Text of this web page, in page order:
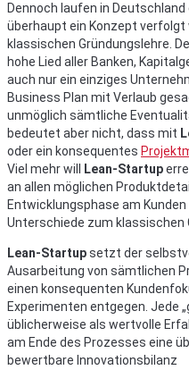
Dennoch laufen in
überhaupt ein Konzept
klassischen Gründungslehre.
hohe Lied aller Banken,
auch nur ein einziges
Business Plan mit Verlaub
unmöglich sämtliche
bedeutet aber nicht, dass mit
oder ein konsequentes
Viel mehr will
Lean-Startup
an allen möglichen
Entwicklungsphase am
Unterschiede zum klassischen
Lean-Startupsetzt der
Ausarbeitung von sämtlichen
einen konsequenten
Experimenten entgegen. Jede
üblicherweise als wertvolle
am Ende des Prozesses eine
bewertbare Innovationsbilanz